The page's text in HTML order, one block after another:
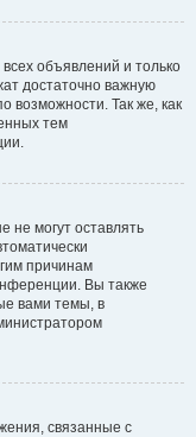
объявлений и только
достаточно важную
возможности. Так же, как
тем
не могут оставлять
причинам
Вы также
вами темы, в
связанные с